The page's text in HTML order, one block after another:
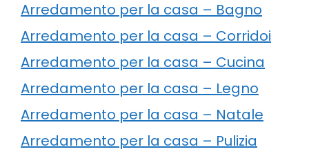
Arredamento per la casa – Bagno
Arredamento per la casa – Corridoi
Arredamento per la casa – Cucina
Arredamento per la casa – Legno
Arredamento per la casa – Natale
Arredamento per la casa – Pulizia